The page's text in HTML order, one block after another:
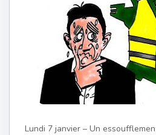
Lundi 7 janvier – Un